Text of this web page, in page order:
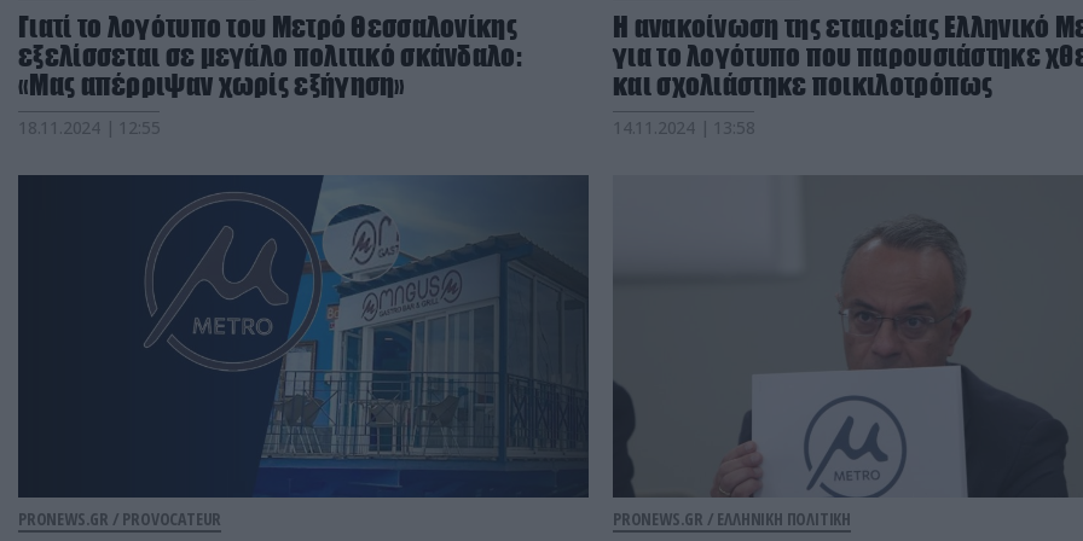
Γιατί το λογότυπο του Μετρό Θεσσαλονίκης
εξελίσσεται σε μεγάλο πολιτικό σκάνδαλο:
«Μας απέρριψαν χωρίς εξήγηση»
18.11.2024 | 12:55
Η ανακοίνωση της εταιρείας Ελληνικό
για το λογότυπο που παρουσιάστηκε
και σχολιάστηκε ποικιλοτρόπως
14.11.2024 | 13:58
PRONEWS.GR / PROVOCATEUR PRONEWS.GR / ΕΛΛΗΝΙΚΗ ΠΟΛΙΤΙΚΗ